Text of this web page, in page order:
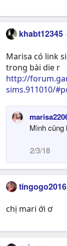
khabt12345
Marisa có link
trong bài die r
http://
sims.911010/
Mình cũng
2/3/18
tingogo2016
chị mari ới ơ